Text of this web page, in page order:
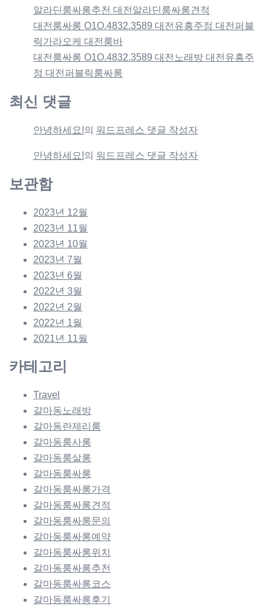
알라딘룸싸롱추천 대전알라딘룸싸롱견적
대전룸싸롱 O1O.4832.3589 대전유흥주점 대전퍼블
릭가라오케 대전룸바
대전룸싸롱 O1O.4832.3589 대전노래방 대전유흥주
점 대전퍼블릭룸싸롱
최신 댓글
안녕하세요!의 워드프레스 댓글 작성자
안녕하세요!의 워드프레스 댓글 작성자
보관함
2023년 12월
2023년 11월
2023년 10월
2023년 7월
2023년 6월
2022년 3월
2022년 2월
2022년 1월
2021년 11월
카테고리
Travel
갈마동노래방
갈마동란제리룸
갈마동룸사롱
갈마동룸살롱
갈마동룸싸롱
갈마동룸싸롱가격
갈마동룸싸롱견적
갈마동룸싸롱문의
갈마동룸싸롱예약
갈마동룸싸롱위치
갈마동룸싸롱추천
갈마동룸싸롱코스
갈마동룸싸롱후기